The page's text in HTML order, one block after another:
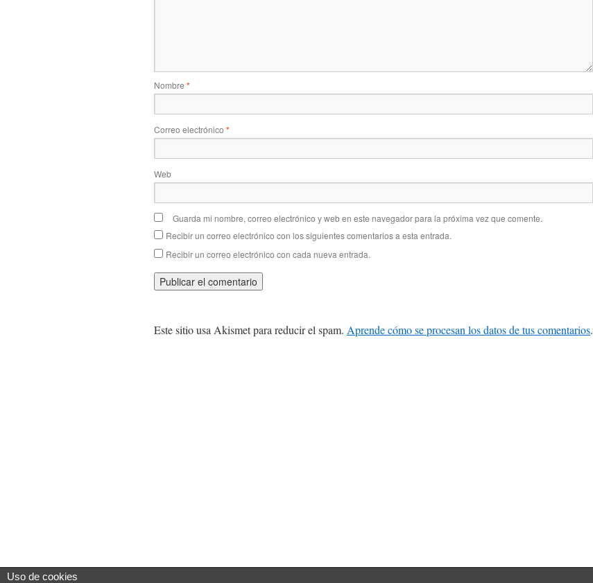
Nombre *
Correo electrónico *
Web
Guarda mi nombre, correo electrónico y web en este navegador para la próxima vez que comente.
Recibir un correo electrónico con los siguientes comentarios a esta entrada.
Recibir un correo electrónico con cada nueva entrada.
Este sitio usa Akismet para reducir el spam. Aprende cómo se procesan los datos de tus comentarios.
Uso de cookies